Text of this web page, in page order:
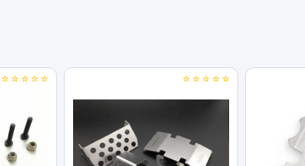
☆☆☆☆☆ ☆☆☆☆☆